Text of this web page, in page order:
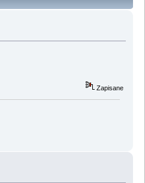
Zapisane